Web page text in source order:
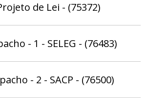
de Lei - (75372)
- 1 - SELEG - (76483)
- 2 - SACP - (76500)